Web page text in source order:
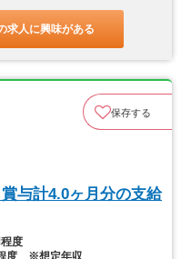
求人に興味がある
保存する
与計4.0ヶ月分の支給
度
程度 ※想定年収